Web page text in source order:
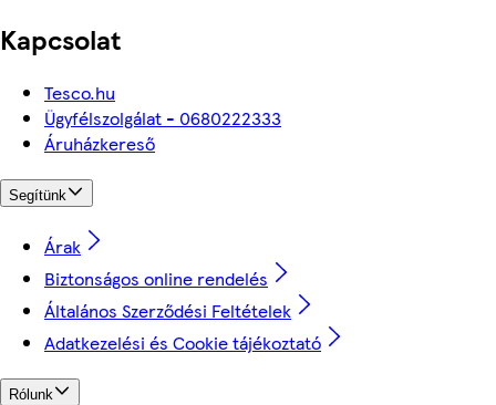
Kapcsolat
Tesco.hu
Ügyfélszolgálat - 0680222333
Áruházkereső
Segítünk
Árak
Biztonságos online rendelés
Általános Szerződési Feltételek
Adatkezelési és Cookie tájékoztató
Rólunk